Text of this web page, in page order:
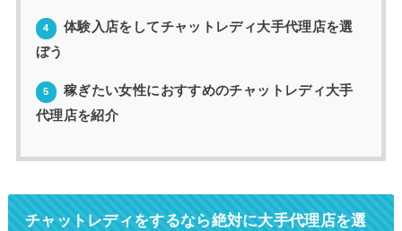
4
体験入店をしてチャットレディ大手代理店を選
ぼう
5
稼ぎたい女性におすすめのチャットレディ大手
代理店を紹介
チャットレディをするなら絶対に大手代理店を選